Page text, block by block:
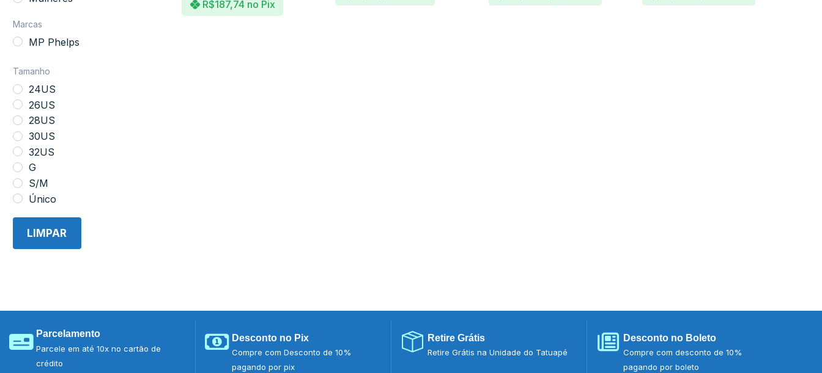
Piscina
Competição em Piscina
Treino
Trajes
Marcas
MP Phelps
Tamanho
24US
26US
28US
30US
32US
G
S/M
Único
LIMPAR
R$187,74 no Pix
Parcelamento
Parcele em até 10x no cartão de
crédito
Desconto no Pix
Compre com Desconto de 10%
pagando por pix
Retire Grátis
Retire Grátis na Unidade do Tatuapé
Desconto no Boleto
Compre com desconto de 10%
pagando por boleto